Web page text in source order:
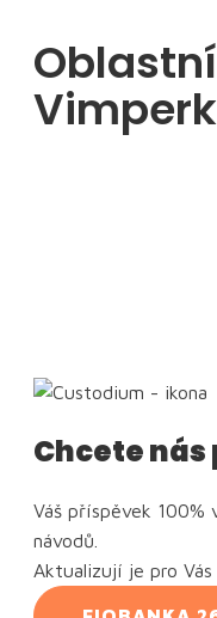
Vimperk
Chcete
Váš příspěvek 100%
návodů.
Aktualizují je pro Vás